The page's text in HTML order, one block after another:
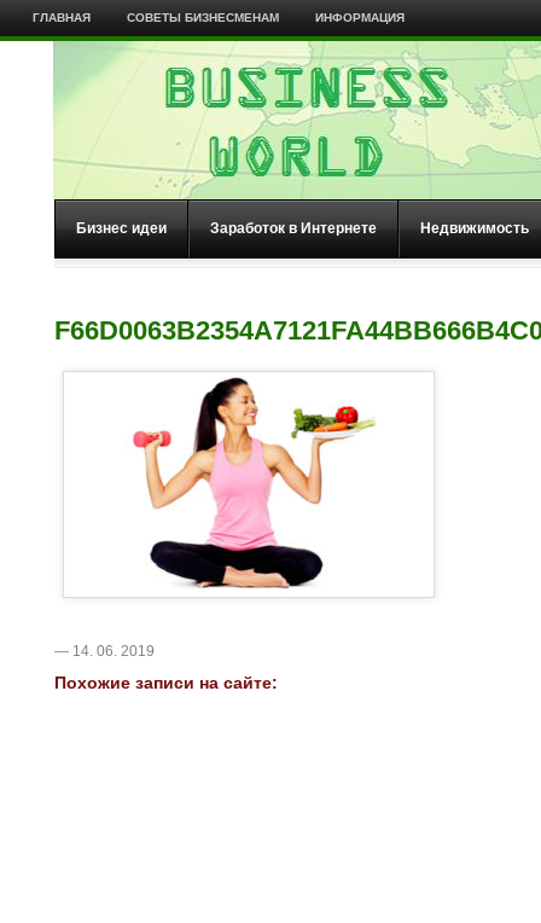
ГЛАВНАЯ СОВЕТЫ БИЗНЕСМЕНАМ ИНФОРМАЦИЯ
Бизнес идеи Заработок в Интернете Недвижимость
— 14. 06. 2019
Похожие записи на сайте: